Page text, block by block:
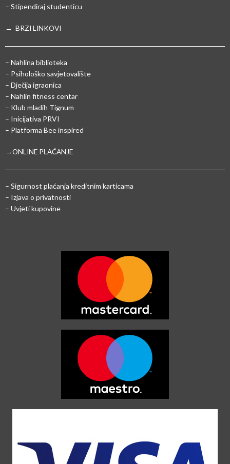
– Stipendiraj studenticu
→ BRZI LINKOVI
– Nahlina biblioteka
– Psihološko savjetovalište
– Dječija igraonica
– Nahlin fitness centar
– Klub mladih Tignum
– Inicijativa PRVI
– Platforma Bee inspired
→ONLINE PLAĆANJE
– Sigurnost plaćanja kreditnim karticama
– Izjava o privatnosti
– Uvjeti kupovine